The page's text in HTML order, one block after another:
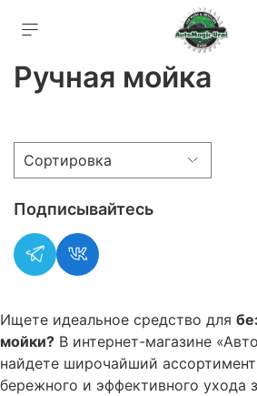
Ручная мойка
Ищете идеальное средство для
мойки? В интернет-магазине
найдете широчайший
бережного и эффективного ухода
Подписывайтесь